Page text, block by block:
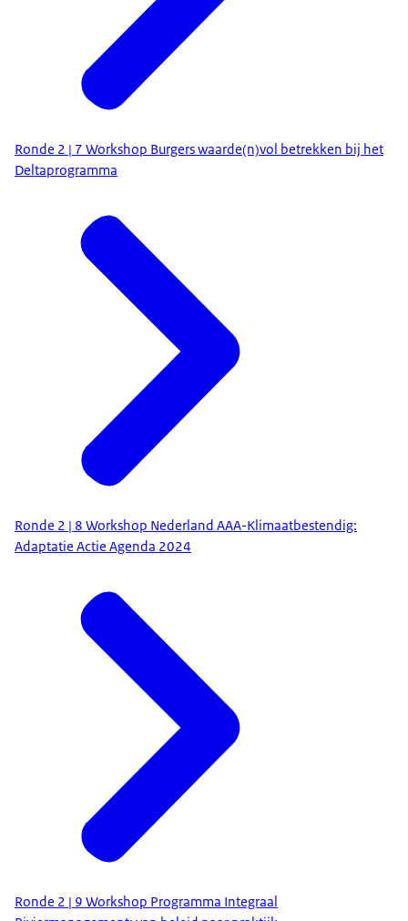
Ronde 2 | 7 Workshop Burgers waarde(n)vol betrekken bij het
Deltaprogramma
Ronde 2 | 8 Workshop Nederland AAA-Klimaatbestendig:
Adaptatie Actie Agenda 2024
Ronde 2 | 9 Workshop Programma Integraal